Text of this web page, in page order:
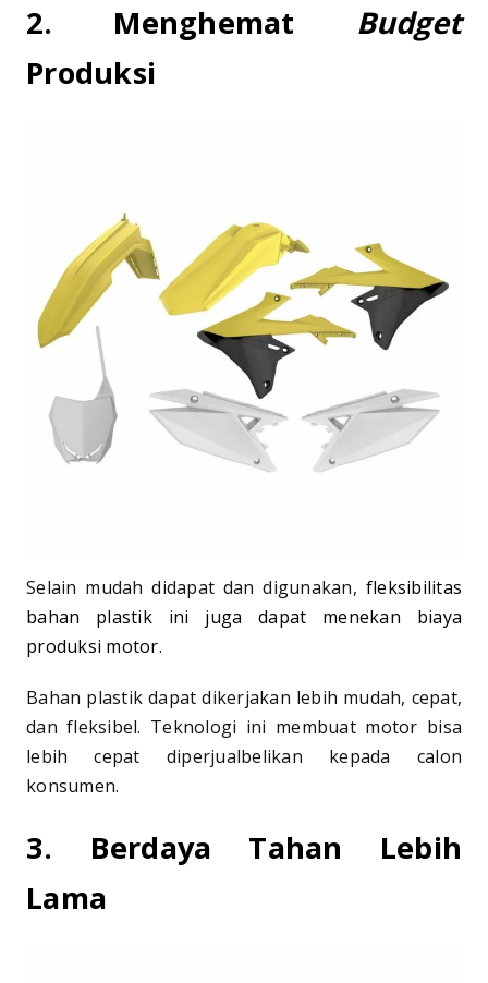
2. Menghemat Budget
Produksi
Selain mudah didapat dan digunakan, fleksibilitas
bahan plastik ini juga dapat menekan biaya
produksi motor.
Bahan plastik dapat dikerjakan lebih mudah, cepat,
dan fleksibel. Teknologi ini membuat motor bisa
lebih cepat diperjualbelikan kepada calon
konsumen.
3. Berdaya Tahan Lebih
Lama